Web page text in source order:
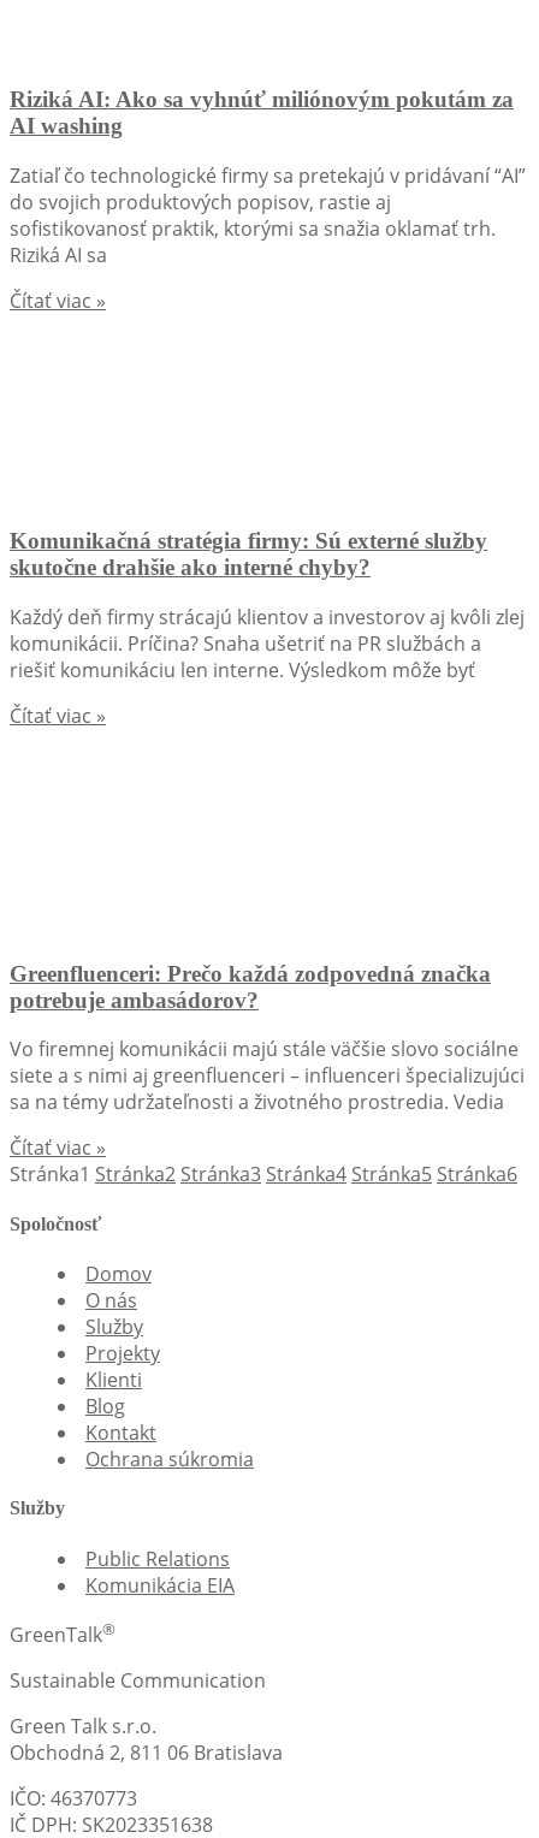
Riziká AI: Ako sa vyhnúť miliónovým pokutám za
AI washing
Zatiaľ čo technologické firmy sa pretekajú v pridávaní “AI”
do svojich produktových popisov, rastie aj
sofistikovanosť praktik, ktorými sa snažia oklamať trh.
Riziká AI sa
Čítať viac »
Komunikačná stratégia firmy: Sú externé služby
skutočne drahšie ako interné chyby?
Každý deň firmy strácajú klientov a investorov aj kvôli zlej
komunikácii. Príčina? Snaha ušetriť na PR službách a
riešiť komunikáciu len interne. Výsledkom môže byť
Čítať viac »
Greenfluenceri: Prečo každá zodpovedná značka
potrebuje ambasádorov?
Vo firemnej komunikácii majú stále väčšie slovo sociálne
siete a s nimi aj greenfluenceri – influenceri špecializujúci
sa na témy udržateľnosti a životného prostredia. Vedia
Čítať viac »
Stránka1 Stránka2 Stránka3 Stránka4 Stránka5 Stránka6
Spoločnosť
Domov
O nás
Služby
Projekty
Klienti
Blog
Kontakt
Ochrana súkromia
Služby
Public Relations
Komunikácia EIA
GreenTalk®
Sustainable Communication
Green Talk s.r.o.
Obchodná 2, 811 06 Bratislava
IČO: 46370773
IČ DPH: SK2023351638